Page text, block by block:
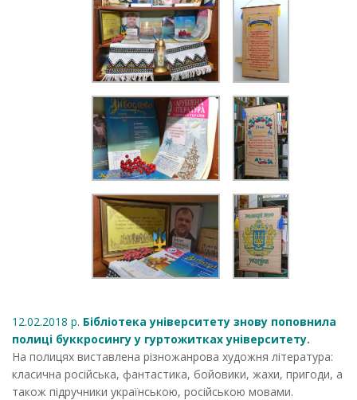
12.02.2018 р. Бібліотека університету знову поповнила
полиці буккросингу у гуртожитках університету.
На полицях виставлена різножанрова художня література:
класична російська, фантастика, бойовики, жахи, пригоди, а
також підручники українською, російською мовами.